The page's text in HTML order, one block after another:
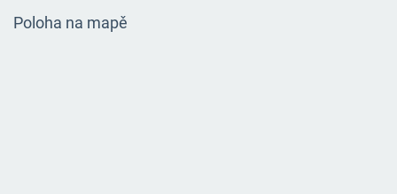
Poloha na mapě